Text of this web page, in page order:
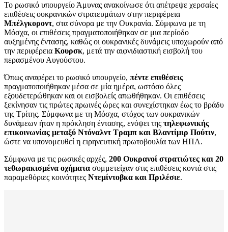
Το ρωσικό υπουργείο Άμυνας ανακοίνωσε ότι απέτρεψε χερσαίες
επιθέσεις ουκρανικών στρατευμάτων στην περιφέρεια
Μπέλγκοροντ, στα σύνορα με την Ουκρανία. Σύμφωνα με τη
Μόσχα, οι επιθέσεις πραγματοποιήθηκαν σε μια περίοδο
αυξημένης έντασης, καθώς οι ουκρανικές δυνάμεις υποχωρούν από
την περιφέρεια Κουρσκ, μετά την αιφνιδιαστική εισβολή του
περασμένου Αυγούστου.
Όπως αναφέρει το ρωσικό υπουργείο, πέντε επιθέσεις
πραγματοποιήθηκαν μέσα σε μία ημέρα, ωστόσο όλες
εξουδετερώθηκαν και οι εισβολείς απωθήθηκαν. Οι επιθέσεις
ξεκίνησαν τις πρώτες πρωινές ώρες και συνεχίστηκαν έως το βράδυ
της Τρίτης. Σύμφωνα με τη Μόσχα, στόχος των ουκρανικών
δυνάμεων ήταν η πρόκληση έντασης, ενόψει της τηλεφωνικής
επικοινωνίας μεταξύ Ντόναλντ Τραμπ και Βλαντίμιρ Πούτιν,
ώστε να υπονομευθεί η ειρηνευτική πρωτοβουλία των ΗΠΑ.
Σύμφωνα με τις ρωσικές αρχές, 200 Ουκρανοί στρατιώτες και 20
τεθωρακισμένα οχήματα συμμετείχαν στις επιθέσεις κοντά στις
παραμεθόριες κοινότητες Ντεμίντοβκα και Πριλέσιε.